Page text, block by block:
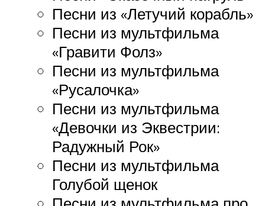
Песни из «Летучий корабль»
Песни из мультфильма
«Гравити Фолз»
Песни из мультфильма
«Русалочка»
Песни из мультфильма
«Девочки из Эквестрии:
Радужный Рок»
Песни из мультфильма
Голубой щенок